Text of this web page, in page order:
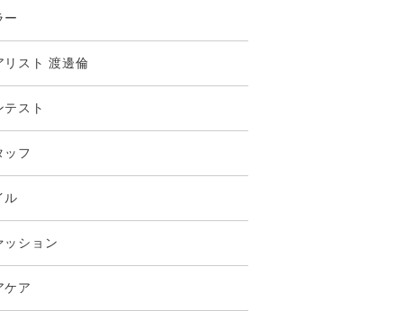
ー
リスト 渡邊倫
テスト
ッフ
ル
ッション
ケア